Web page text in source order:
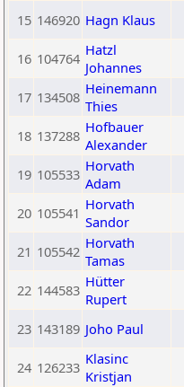
15 146920 Hagn Klaus
16 104764 Hatzl
Johannes
17 134508 Heinemann
Thies
18 137288 Hofbauer
Alexander
19 105533 Horvath
Adam
20 105541 Horvath
Sandor
21 105542 Horvath
Tamas
22 144583 Hütter
Rupert
23 143189 Joho Paul
24 126233 Klasinc
Kristjan